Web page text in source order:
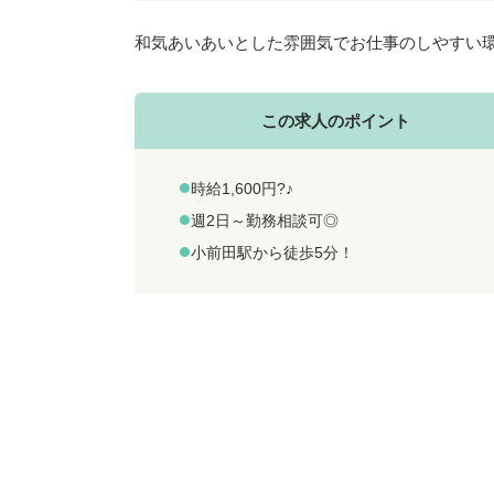
和気あいあいとした雰囲気でお仕事のしやすい
この求人のポイント
時給1,600円?♪
週2日～勤務相談可◎
小前田駅から徒歩5分！